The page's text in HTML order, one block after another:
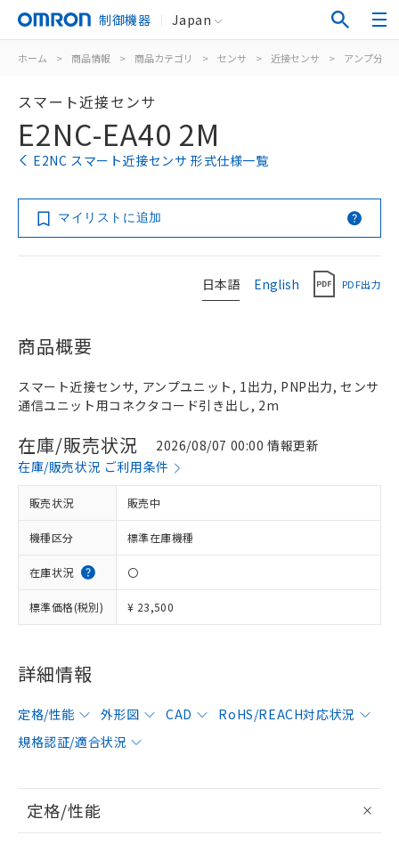
制御機器 Japan
ホーム > 商品情報 > 商品カテゴリ > センサ > 近接センサ > アンプ分離
スマート近接センサ
E2NC-EA40 2M
E2NC スマート近接センサ 形式仕様一覧
マイリストに追加
日本語 English PDF出力
商品概要
スマート近接センサ, アンプユニット, 1出力, PNP出力, センサ
通信ユニット用コネクタコード引き出し, 2m
在庫/販売状況
2026/08/07 00:00 情報更新
在庫/販売状況 ご利用条件
販売状況 販売中
機種区分 標準在庫機種
在庫状況 〇
標準価格(税別) ¥ 23,500
詳細情報
定格/性能 外形図 CAD
RoHS/REACH対応状況
規格認証/適合状況
定格/性能